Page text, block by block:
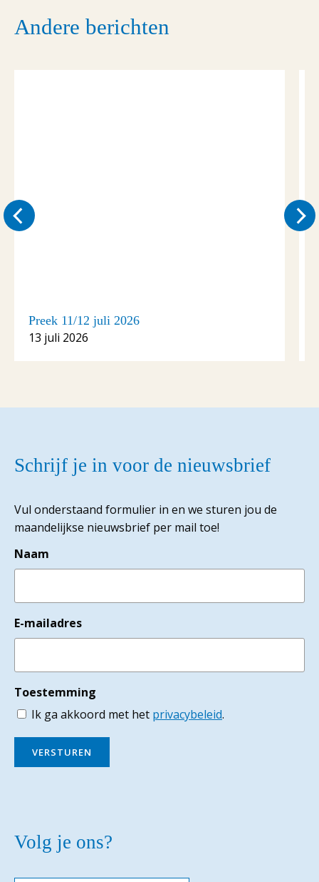
Andere berichten
Preek 11/12 juli 2026
13 juli 2026
Schrijf je in voor de nieuwsbrief
Vul onderstaand formulier in en we sturen jou de
maandelijkse nieuwsbrief per mail toe!
Naam
E-mailadres
Toestemming
Ik ga akkoord met het privacybeleid.
VERSTUREN
Volg je ons?